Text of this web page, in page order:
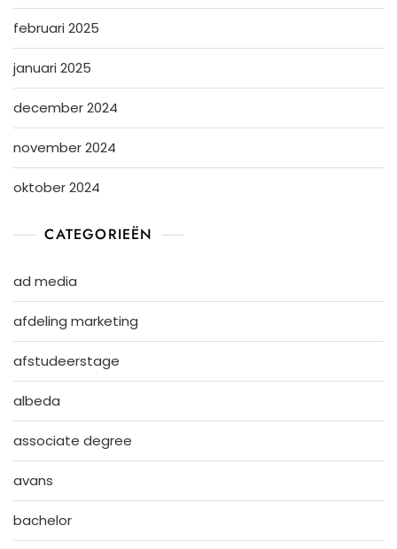
februari 2025
januari 2025
december 2024
november 2024
oktober 2024
CATEGORIEËN
ad media
afdeling marketing
afstudeerstage
albeda
associate degree
avans
bachelor